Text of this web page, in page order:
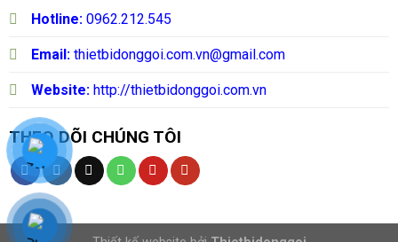
Hotline: 0962.212.545
Email: thietbidonggoi.com.vn@gmail.com
Website: http://thietbidonggoi.com.vn
THEO DÕI CHÚNG TÔI